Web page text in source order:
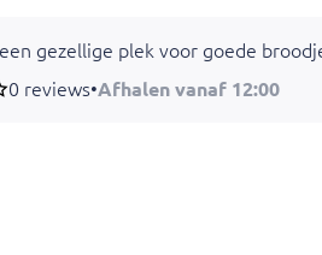
gezellige plek voor goede
0 reviews•Afhalen vanaf 12:00